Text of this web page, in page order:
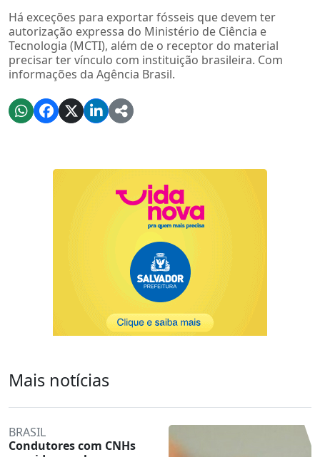
Há exceções para exportar fósseis que devem ter
autorização expressa do Ministério de Ciência e
Tecnologia (MCTI), além de o receptor do material
precisar ter vínculo com instituição brasileira. Com
informações da Agência Brasil.
Mais notícias
BRASIL
Condutores com CNHs